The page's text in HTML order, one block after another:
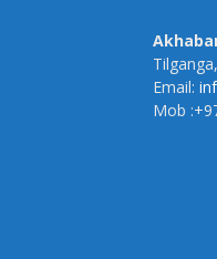
Email:
Mob